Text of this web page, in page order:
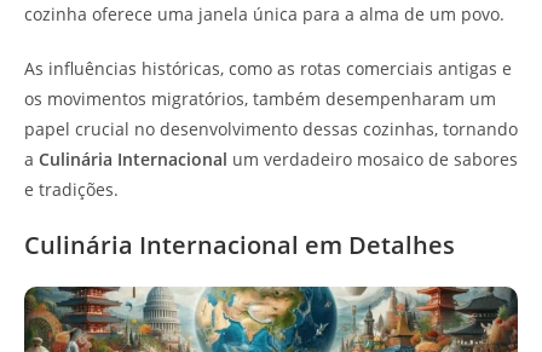
cozinha oferece uma janela única para a alma de um povo.
As influências históricas, como as rotas comerciais antigas e
os movimentos migratórios, também desempenharam um
papel crucial no desenvolvimento dessas cozinhas, tornando
a Culinária Internacional um verdadeiro mosaico de sabores
e tradições.
Culinária Internacional em Detalhes